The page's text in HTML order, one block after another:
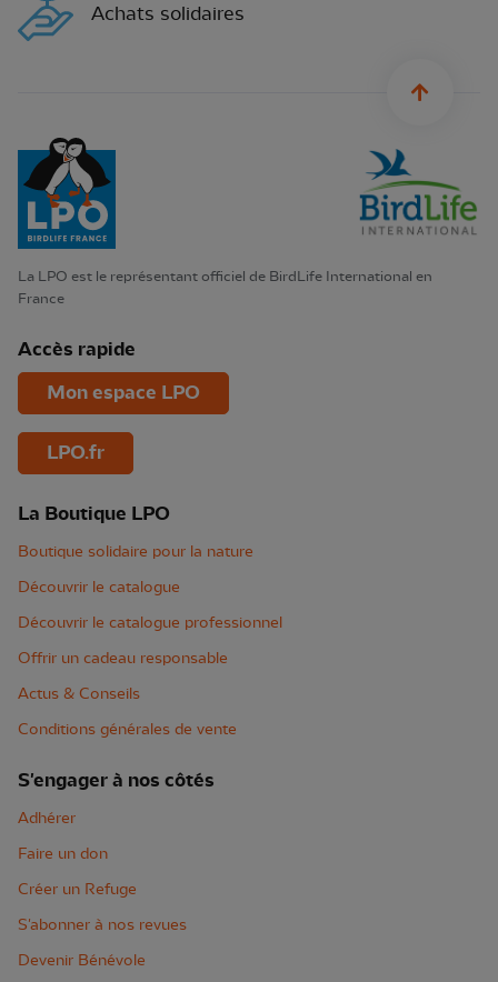
Achats solidaires
La LPO est le représentant officiel de BirdLife International en
France
Accès rapide
Mon espace LPO
LPO.fr
La Boutique LPO
Boutique solidaire pour la nature
Découvrir le catalogue
Découvrir le catalogue professionnel
Offrir un cadeau responsable
Actus & Conseils
Conditions générales de vente
S'engager à nos côtés
Adhérer
Faire un don
Créer un Refuge
S'abonner à nos revues
Devenir Bénévole